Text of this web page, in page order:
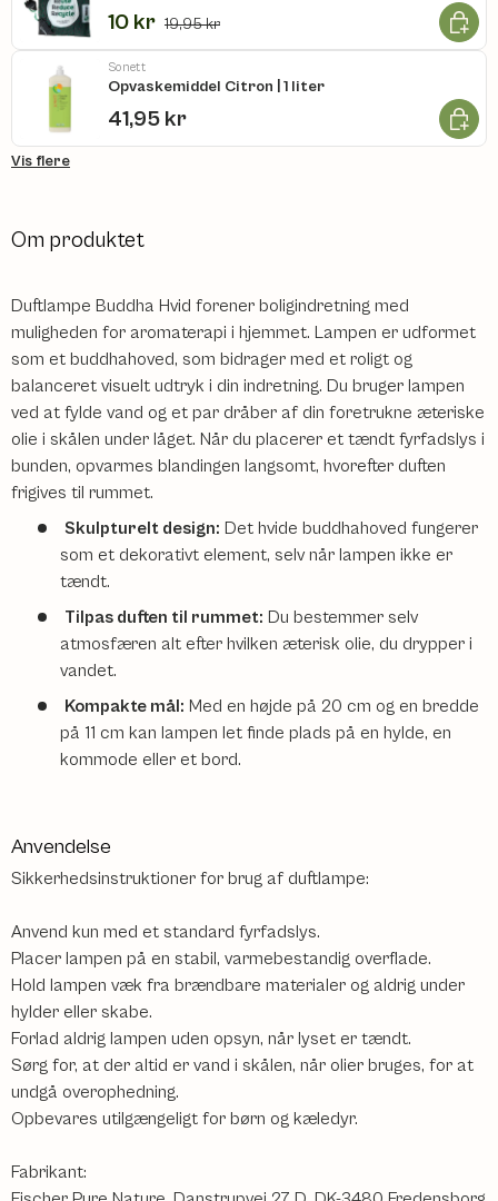
10 kr 19,95 kr Læg i
Sonett
Opvaskemiddel Citron | 1 liter
41,95 kr Læg i
Vis flere
Om produktet
Duftlampe Buddha Hvid forener boligindretning med
muligheden for aromaterapi i hjemmet. Lampen er udformet
som et buddhahoved, som bidrager med et roligt og
balanceret visuelt udtryk i din indretning. Du bruger lampen
ved at fylde vand og et par dråber af din foretrukne æteriske
olie i skålen under låget. Når du placerer et tændt fyrfadslys i
bunden, opvarmes blandingen langsomt, hvorefter duften
frigives til rummet.
Skulpturelt design: Det hvide buddhahoved fungerer
som et dekorativt element, selv når lampen ikke er
tændt.
Tilpas duften til rummet: Du bestemmer selv
atmosfæren alt efter hvilken æterisk olie, du drypper i
vandet.
Kompakte mål: Med en højde på 20 cm og en bredde
på 11 cm kan lampen let finde plads på en hylde, en
kommode eller et bord.
Anvendelse
Sikkerhedsinstruktioner for brug af duftlampe:
Anvend kun med et standard fyrfadslys.
Placer lampen på en stabil, varmebestandig overflade.
Hold lampen væk fra brændbare materialer og aldrig under
hylder eller skabe.
Forlad aldrig lampen uden opsyn, når lyset er tændt.
Sørg for, at der altid er vand i skålen, når olier bruges, for at
undgå overophedning.
Opbevares utilgængeligt for børn og kæledyr.
Fabrikant: